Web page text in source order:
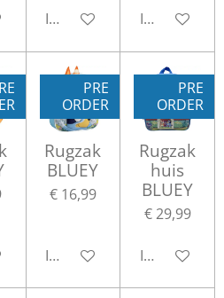
In winkelwagenIn
PRE
ORDER
Rugzak
BLUEY
€ 16,99
In winkelwagen
PRE
ORDER
Rugzak
huis
BLUEY
€ 29,99
In